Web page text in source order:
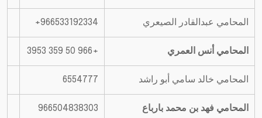
المحامي عبدالقادر الصيعري
المحامي أنس العمري +966 50 359 3953
المحامي خالد سامي أبو راشد 6554777
المحامي فهد بن محمد بارباع 966504838303